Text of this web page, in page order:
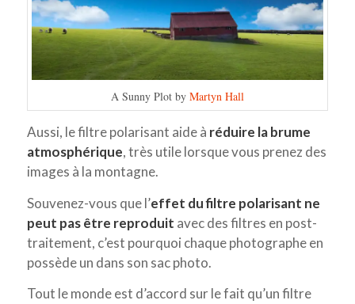
A Sunny Plot by Martyn Hall
Aussi, le filtre polarisant aide à réduire la brume
atmosphérique, très utile lorsque vous prenez des
images à la montagne.
Souvenez-vous que l’effet du filtre polarisant ne
peut pas être reproduit avec des filtres en post-
traitement, c’est pourquoi chaque photographe en
possède un dans son sac photo.
Tout le monde est d’accord sur le fait qu’un filtre